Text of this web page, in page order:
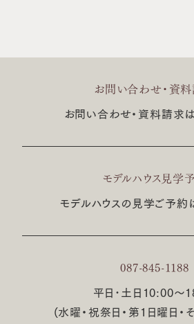
お問い合わせ・資
お問い合わせ・資料請求は
モデルハウス見学
モデルハウスの見学ご予約
087-845-1188
平日･土日10:00〜
(水曜・祝祭日・第1日曜日・